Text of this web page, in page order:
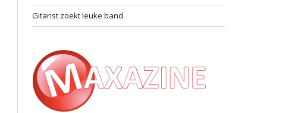
Gitarist zoekt leuke band